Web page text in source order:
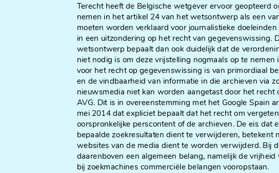
Terecht heeft de Belgische wetgever ervoor geopteerd
nemen in het artikel 24 van het wetsontwerp als een
moeten worden verklaard voor journalistieke
in een uitzondering op het recht van gegevenswissing.
wetsontwerp bepaalt dan ook duidelijk dat de
niet nodig is om deze vrijstelling nogmaals op te
voor het recht op gegevenswissing is van primordiaal
en de vindbaarheid van informatie in die archieven via
nieuwsmedia niet kan worden aangetast door het
AVG. Dit is in overeenstemming met het Google Spain
mei 2014 dat expliciet bepaalt dat het recht om
oorspronkelijke perscontent of de archieven. De eis dat
bepaalde zoekresultaten dient te verwijderen, betekent
websites van de media dient te worden verwijderd. Bij
daarenboven een algemeen belang, namelijk de
bij zoekmachines commerciële belangen vooropstaan.